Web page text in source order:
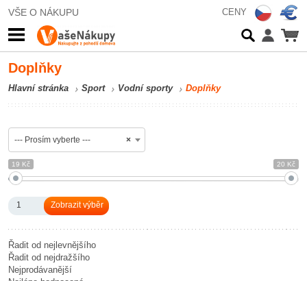
VŠE O NÁKUPU CENY
Doplňky
Hlavní stránka Sport Vodní sporty Doplňky
×
--- Prosím vyberte ---
19 Kč 20 Kč
1
Řadit od nejlevnějšího
Řadit od nejdražšího
Nejprodávanější